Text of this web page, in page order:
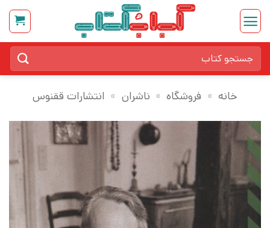
Skip
content
برای:
خانه » فروشگاه » ناشران » انتشارات ققنوس